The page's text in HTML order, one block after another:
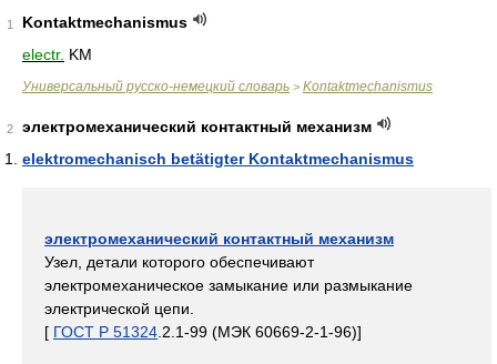
1
Kontaktmechanismus
electr. KM
Универсальный русско-немецкий словарь > Kontaktmechanismus
2
электромеханический контактный механизм
elektromechanisch betätigter Kontaktmechanismus
электромеханический контактный механизм
Узел, детали которого обеспечивают
электромеханическое замыкание или размыкание
электрической цепи.
[ ГОСТ Р 51324 .2.1-99 (МЭК 60669-2-1-96)]